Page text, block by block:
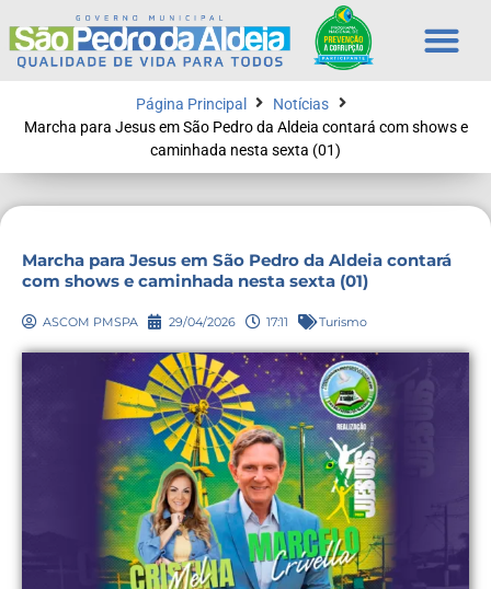
Página Principal
Notícias
Marcha para Jesus em São Pedro da Aldeia contará com shows e
caminhada nesta sexta (01)
Marcha para Jesus em São Pedro da Aldeia contará
com shows e caminhada nesta sexta (01)
ASCOM PMSPA 29/04/2026 17:11 Turismo